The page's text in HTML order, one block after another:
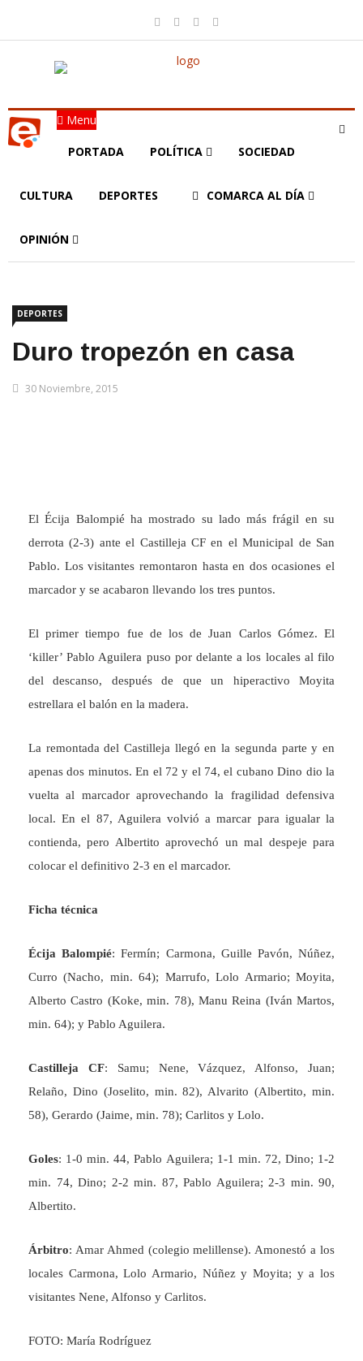
Menu
PORTADA POLÍTICA SOCIEDAD
CULTURA DEPORTES COMARCA AL DÍA
OPINIÓN
DEPORTES
Duro tropezón en casa
30 Noviembre, 2015
El Écija Balompié ha mostrado su lado más frágil en su
derrota (2-3) ante el Castilleja CF en el Municipal de San
Pablo. Los visitantes remontaron hasta en dos ocasiones el
marcador y se acabaron llevando los tres puntos.
El primer tiempo fue de los de Juan Carlos Gómez. El
‘killer’ Pablo Aguilera puso por delante a los locales al filo
del descanso, después de que un hiperactivo Moyita
estrellara el balón en la madera.
La remontada del Castilleja llegó en la segunda parte y en
apenas dos minutos. En el 72 y el 74, el cubano Dino dio la
vuelta al marcador aprovechando la fragilidad defensiva
local. En el 87, Aguilera volvió a marcar para igualar la
contienda, pero Albertito aprovechó un mal despeje para
colocar el definitivo 2-3 en el marcador.
Ficha técnica
Écija Balompié: Fermín; Carmona, Guille Pavón, Núñez,
Curro (Nacho, min. 64); Marrufo, Lolo Armario; Moyita,
Alberto Castro (Koke, min. 78), Manu Reina (Iván Martos,
min. 64); y Pablo Aguilera.
Castilleja CF: Samu; Nene, Vázquez, Alfonso, Juan;
Relaño, Dino (Joselito, min. 82), Alvarito (Albertito, min.
58), Gerardo (Jaime, min. 78); Carlitos y Lolo.
Goles: 1-0 min. 44, Pablo Aguilera; 1-1 min. 72, Dino; 1-2
min. 74, Dino; 2-2 min. 87, Pablo Aguilera; 2-3 min. 90,
Albertito.
Árbitro: Amar Ahmed (colegio melillense). Amonestó a los
locales Carmona, Lolo Armario, Núñez y Moyita; y a los
visitantes Nene, Alfonso y Carlitos.
FOTO: María Rodríguez